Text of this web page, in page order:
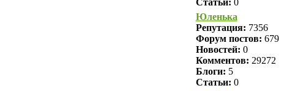
Статьи: 0
Юленька
Репутация: 7356
Форум постов: 679
Новостей: 0
Комментов: 29272
Блоги: 5
Статьи: 0